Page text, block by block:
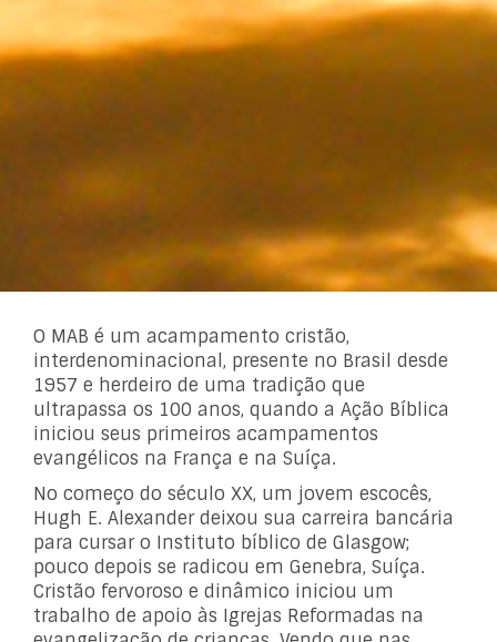
O MAB é um acampamento cristão,
interdenominacional, presente no Brasil desde
1957 e herdeiro de uma tradição que
ultrapassa os 100 anos, quando a Ação Bíblica
iniciou seus primeiros acampamentos
evangélicos na França e na Suíça.
No começo do século XX, um jovem escocês,
Hugh E. Alexander deixou sua carreira bancária
para cursar o Instituto bíblico de Glasgow;
pouco depois se radicou em Genebra, Suíça.
Cristão fervoroso e dinâmico iniciou um
trabalho de apoio às Igrejas Reformadas na